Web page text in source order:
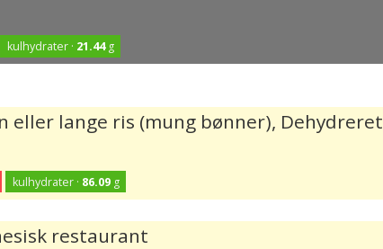
kulhydrater · 21.44g
eller lange ris (mung bønner), Dehydreret
kulhydrater · 86.09g
restaurant